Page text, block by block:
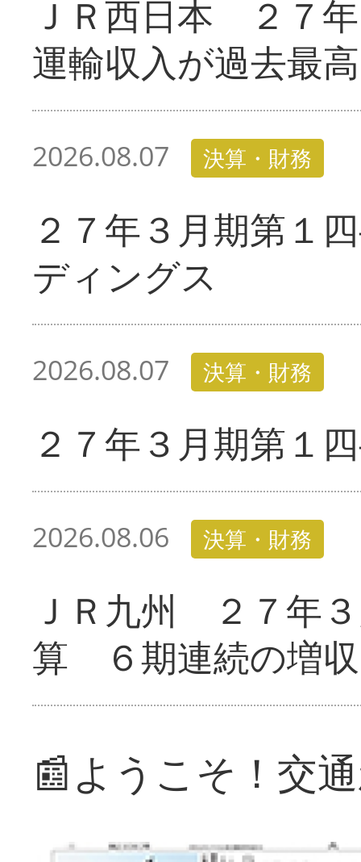
ＪＲ西日本 ２７
運輸収入が過去最高
2026.08.07 決算・財務
２７年３月期第１
ディングス
2026.08.07 決算・財務
２７年３月期第１
2026.08.06 決算・財務
ＪＲ九州 ２７年
算 ６期連続の増収
📰ようこそ！交